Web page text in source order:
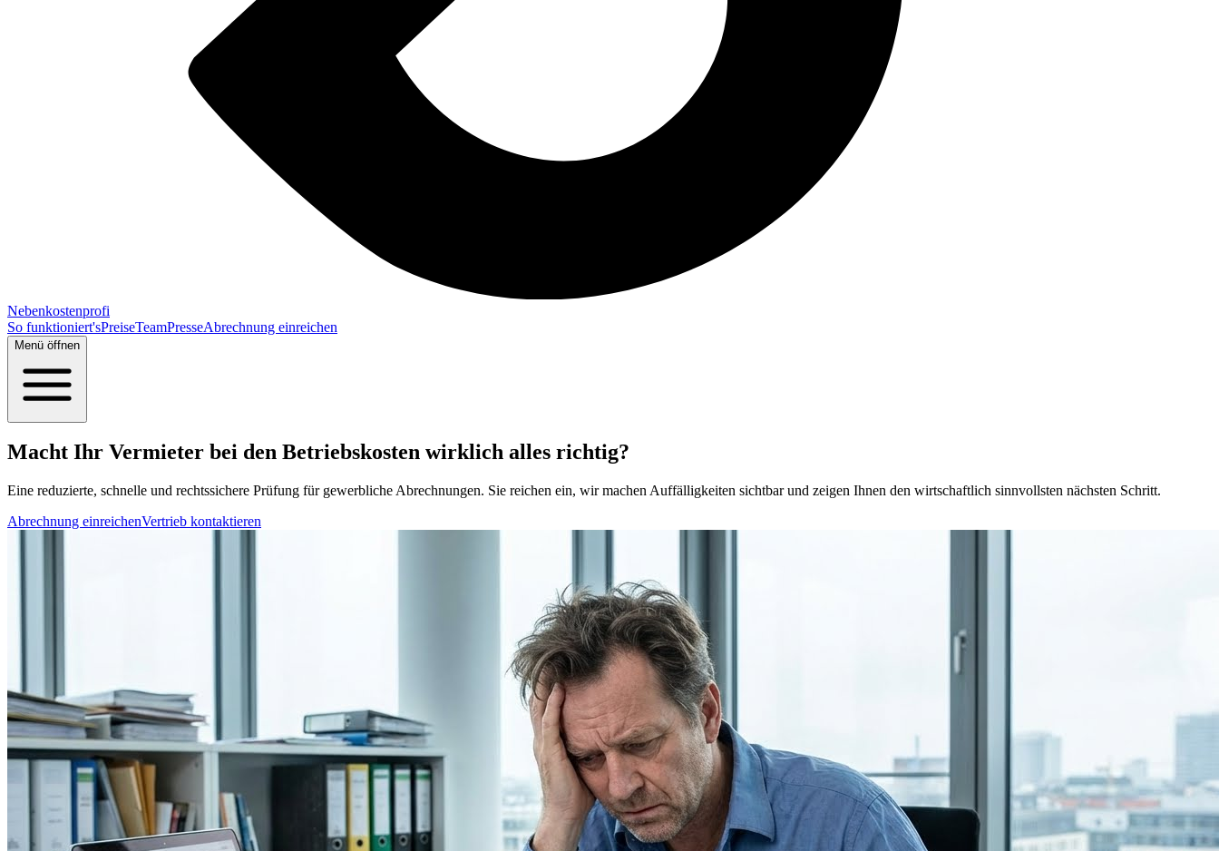
Nebenkostenprofi
So funktioniert'sPreiseTeamPresseAbrechnung einreichen
Menü öffnen
Macht Ihr Vermieter bei den Betriebskosten wirklich alles richtig?
Eine reduzierte, schnelle und rechtssichere Prüfung für gewerbliche Abrechnungen. Sie reichen ein, wir machen Auffälligkeiten sichtbar und zeigen Ihnen den wirtschaftlich sinnvollsten nächsten Schritt.
Abrechnung einreichenVertrieb kontaktieren